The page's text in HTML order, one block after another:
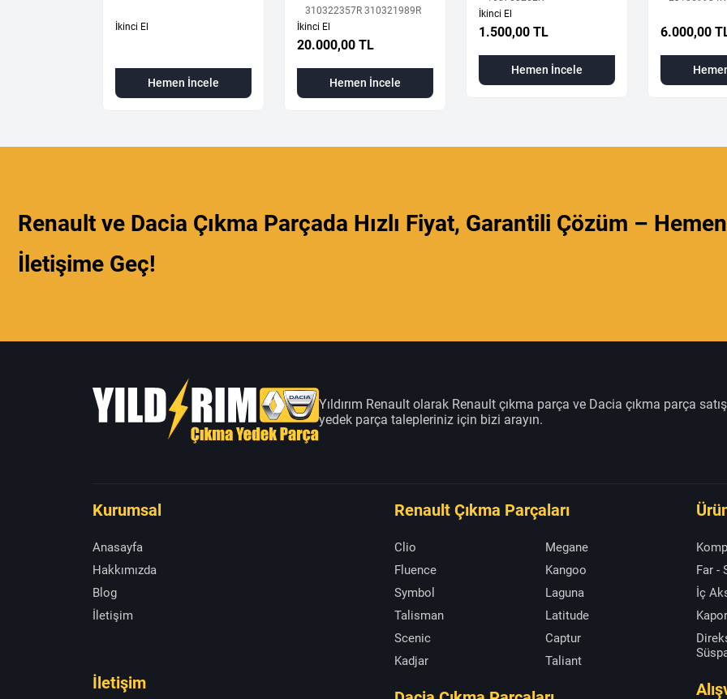
İkinci El
Hemen İncele
310322357R 310321989R
İkinci El
20.000,00 TL
Hemen İncele
İkinci El
1.500,00 TL
Hemen İncele
6.000,00
Renault ve Dacia Çıkma Parçada Hızlı Fiyat, Garantili Çözüm – Hemen
İletişime Geç!
Yıldırım Renault olarak Renault çıkma parça ve Dacia çıkma parça
yedek parça talepleriniz için bizi arayın.
Kurumsal
Anasayfa
Hakkımızda
Blog
İletişim
İletişim
Renault Çıkma Parçaları
Clio
Megane
Fluence
Kangoo
Symbol
Laguna
Talisman
Latitude
Scenic
Captur
Kadjar
Taliant
Far -
İç